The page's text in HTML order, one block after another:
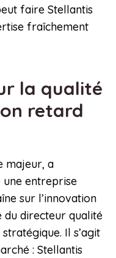
faire Stellantis
fraîchement
la qualité
retard
majeur, a
entreprise
sur l’innovation
du directeur qualité
Il s’agit
: Stellantis